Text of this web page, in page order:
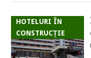
HOTELURI ÎN
CONSTRUCȚIE